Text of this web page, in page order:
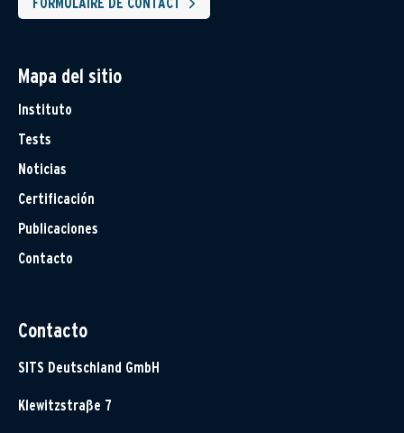
Mapa del sitio
Instituto
Tests
Noticias
Certificación
Publicaciones
Contacto
Contacto
SITS Deutschland GmbH
Klewitzstraße 7